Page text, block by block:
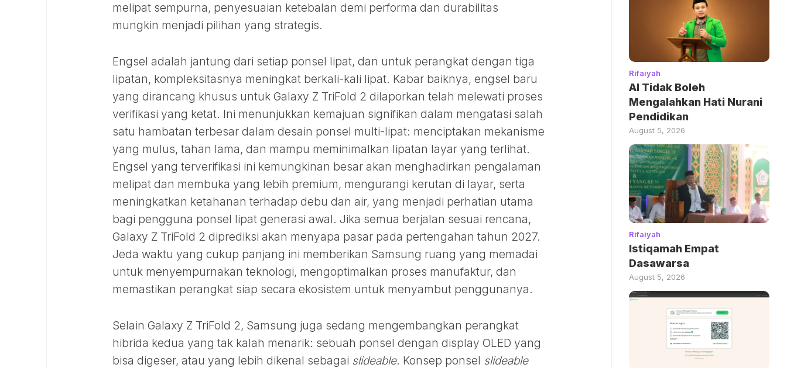
melipat sempurna, penyesuaian ketebalan demi performa dan durabilitas
mungkin menjadi pilihan yang strategis.
Engsel adalah jantung dari setiap ponsel lipat, dan untuk perangkat dengan tiga
lipatan, kompleksitasnya meningkat berkali-kali lipat. Kabar baiknya, engsel baru
yang dirancang khusus untuk Galaxy Z TriFold 2 dilaporkan telah melewati proses
verifikasi yang ketat. Ini menunjukkan kemajuan signifikan dalam mengatasi salah
satu hambatan terbesar dalam desain ponsel multi-lipat: menciptakan mekanisme
yang mulus, tahan lama, dan mampu meminimalkan lipatan layar yang terlihat.
Engsel yang terverifikasi ini kemungkinan besar akan menghadirkan pengalaman
melipat dan membuka yang lebih premium, mengurangi kerutan di layar, serta
meningkatkan ketahanan terhadap debu dan air, yang menjadi perhatian utama
bagi pengguna ponsel lipat generasi awal. Jika semua berjalan sesuai rencana,
Galaxy Z TriFold 2 diprediksi akan menyapa pasar pada pertengahan tahun 2027.
Jeda waktu yang cukup panjang ini memberikan Samsung ruang yang memadai
untuk menyempurnakan teknologi, mengoptimalkan proses manufaktur, dan
memastikan perangkat siap secara ekosistem untuk menyambut penggunanya.
Selain Galaxy Z TriFold 2, Samsung juga sedang mengembangkan perangkat
hibrida kedua yang tak kalah menarik: sebuah ponsel dengan display OLED yang
bisa digeser, atau yang lebih dikenal sebagai slideable. Konsep ponsel slideable
Rifaiyah
AI Tidak Boleh
Mengalahkan Hati Nurani
Pendidikan
August 5, 2026
Rifaiyah
Istiqamah Empat
Dasawarsa
August 5, 2026